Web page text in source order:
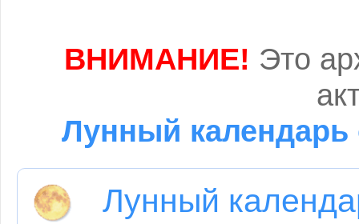
ВНИМАНИЕ! Это
Лунный календарь
Лунный